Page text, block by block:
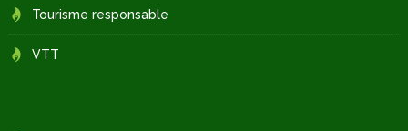
Tourisme responsable
VTT